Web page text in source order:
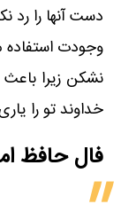
دست آنها را رد
وجودت استفاده
نشکن زیرا باعث
خداوند تو را
فال حافظ